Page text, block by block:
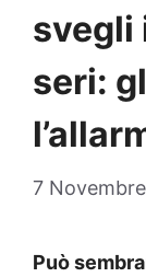
svegli
seri:
7
Può